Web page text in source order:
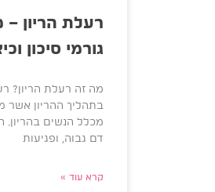
רעלת הריון
גורמי סיכון
מה זה רעלת הריון?
מכלל הנשים בהריון.
דם גבוה, ופגיעות
קרא עוד »